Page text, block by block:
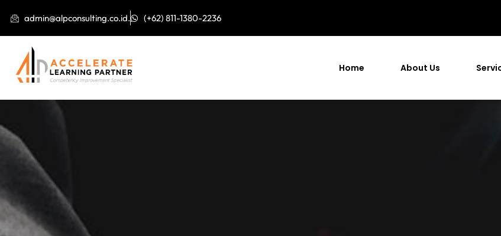
admin@alpconsulting.co.id. (+62) 811-1380-2236
Home About Us